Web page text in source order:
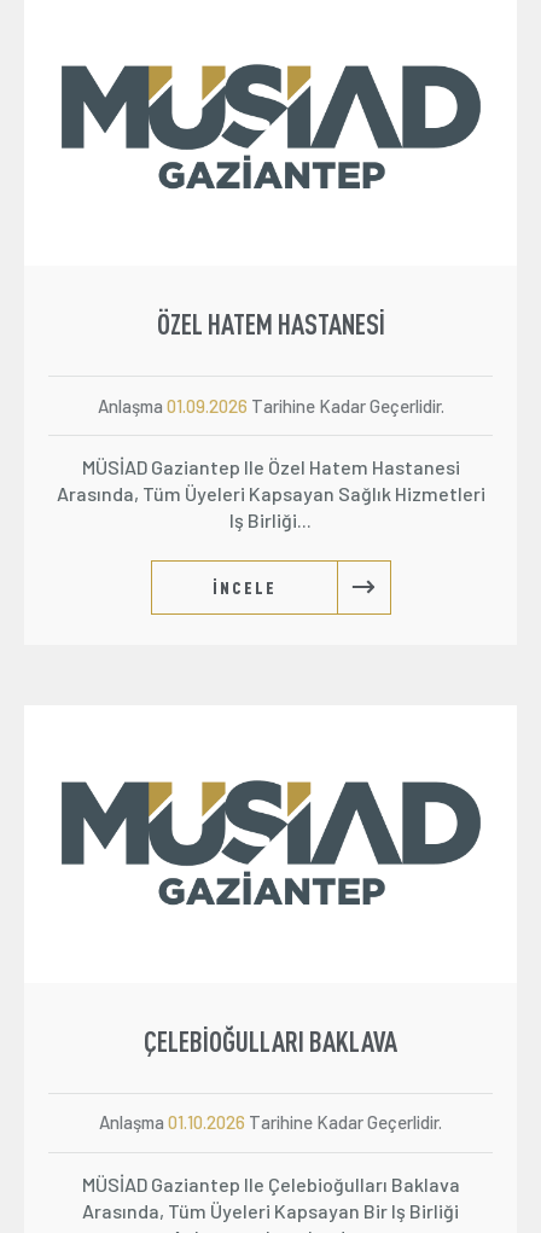
ÖZEL HATEM HASTANESI
Anlaşma 01.09.2026 Tarihine Kadar Geçerlidir.
MÜSİAD Gaziantep Ile Özel Hatem Hastanesi
Arasında, Tüm Üyeleri Kapsayan Sağlık Hizmetleri
Iş Birliği...
İNCELE
ÇELEBIOĞULLARI BAKLAVA
Anlaşma 01.10.2026 Tarihine Kadar Geçerlidir.
MÜSİAD Gaziantep Ile Çelebioğulları Baklava
Arasında, Tüm Üyeleri Kapsayan Bir Iş Birliği